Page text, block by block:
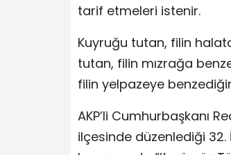
tarif etmeleri istenir.
Kuyruğu tutan, filin
tutan, filin mızrağa
filin yelpazeye
AKP’li Cumhurbaşkanı
ilçesinde düzenlediği 32.